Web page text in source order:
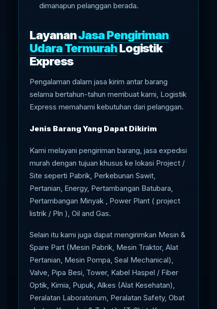
dimanapun pelanggan berada.
LayananJasa Pengiriman
Udara TermurahLogistik
Express
Pengalaman dalam jasa kirim antar barang
selama bertahun-tahun membuat kami, Logistik
Express memahami kebutuhan dari pelanggan.
Jenis Barang Yang Dapat Dikirim
Kami melayani pengiriman barang, jasa expedisi
murah dengan tujuan khusus ke lokasi Project /
Site seperti Pabrik, Perkebunan Sawit,
Pertanian, Energy, Pertambangan Batubara,
Pertambangan Minyak , Power Plant ( project
listrik / Pln ), Oil and Gas.
Selain itu kami juga dapat mengirimkan Mesin &
Spare Part (Mesin Pabrik, Mesin Traktor, Alat
Pertanian, Mesin Pompa, Seal Mechanical),
Valve, Pipa Besi, Tower, Kabel Haspel / Fiber
Optik, Kimia, Pupuk, Alkes (Alat Kesehatan),
Peralatan Laboratorium, Peralatan Safety, Obat